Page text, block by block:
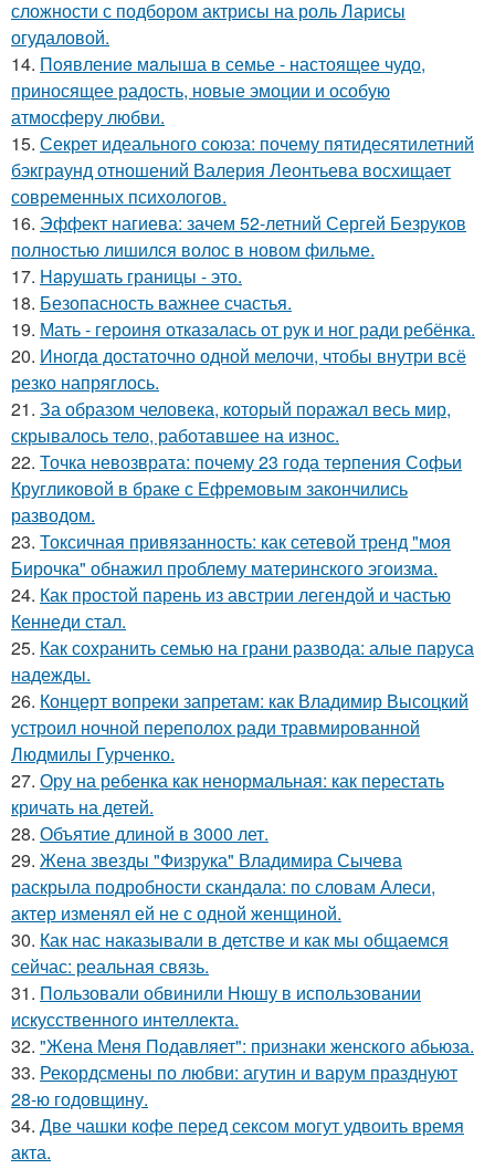
сложности с подбором актрисы на роль Ларисы
огудаловой.
14. Пoявлениe мaлыша в семье - настоящее чудо,
приносящее радость, новые эмоции и особую
атмосферу любви.
15. Секрет идеального союза: почему пятидесятилетний
бэкграунд отношений Валерия Леонтьева восхищает
современных психологов.
16. Эффект нагиева: зачем 52-летний Сергей Безруков
полностью лишился волос в новом фильме.
17. Hapушать границы - это.
18. Безопасность важнее счастья.
19. Мать - героиня отказалась от рук и ног ради ребёнка.
20. Инoгдa достаточно одной мелочи, чтобы внутри всё
резко напряглось.
21. За образом человека, который поражал весь мир,
скрывалось тело, работавшее на износ.
22. Точка невозврата: почему 23 года терпения Софьи
Кругликовой в браке с Ефремовым закончились
разводом.
23. Токсичная привязанность: как сетевой тренд "моя
Бирочка" обнажил проблему материнского эгоизма.
24. Как простой парень из австрии легендой и частью
Кеннеди стал.
25. Как сохранить семью на грани развода: алые паруса
надежды.
26. Концерт вопреки запретам: как Владимир Высоцкий
устроил ночной переполох ради травмированной
Людмилы Гурченко.
27. Ору на ребенка как ненормальная: как перестать
кричать на детей.
28. Объятие длиной в 3000 лет.
29. Жена звезды "Физрука" Владимира Сычева
раскрыла подробности скандала: по словам Алеси,
актер изменял ей не с одной женщиной.
30. Как нас наказывали в детстве и как мы общаемся
сейчас: реальная связь.
31. Пользовали обвинили Нюшу в использовании
искусственного интеллекта.
32. "Жена Меня Подавляет": признаки женского абьюза.
33. Рекордсмены по любви: агутин и варум празднуют
28-ю годовщину.
34. Две чашки кофе перед сексом могут удвоить время
акта.